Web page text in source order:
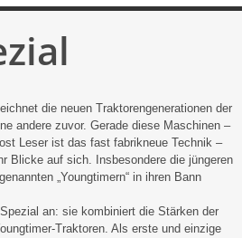
die neuen Traktorengenerationen der
andere zuvor. Gerade diese Maschinen –
Leser ist das fast fabrikneue Technik –
Blicke auf sich. Insbesondere die jüngeren
„Youngtimern“ in ihren Bann
an: sie kombiniert die Stärken der
Traktoren. Als erste und einzige